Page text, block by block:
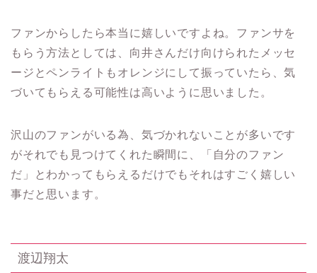
ファンからしたら本当に嬉しいですよね。ファンサを
もらう方法としては、向井さんだけ向けられたメッセ
ージとペンライトもオレンジにして振っていたら、気
づいてもらえる可能性は高いように思いました。
沢山のファンがいる為、気づかれないことが多いです
がそれでも見つけてくれた瞬間に、「自分のファン
だ」とわかってもらえるだけでもそれはすごく嬉しい
事だと思います。
渡辺翔太